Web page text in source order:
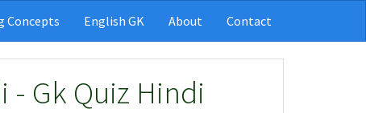
Concepts English GK About Contact
- Gk Quiz Hindi